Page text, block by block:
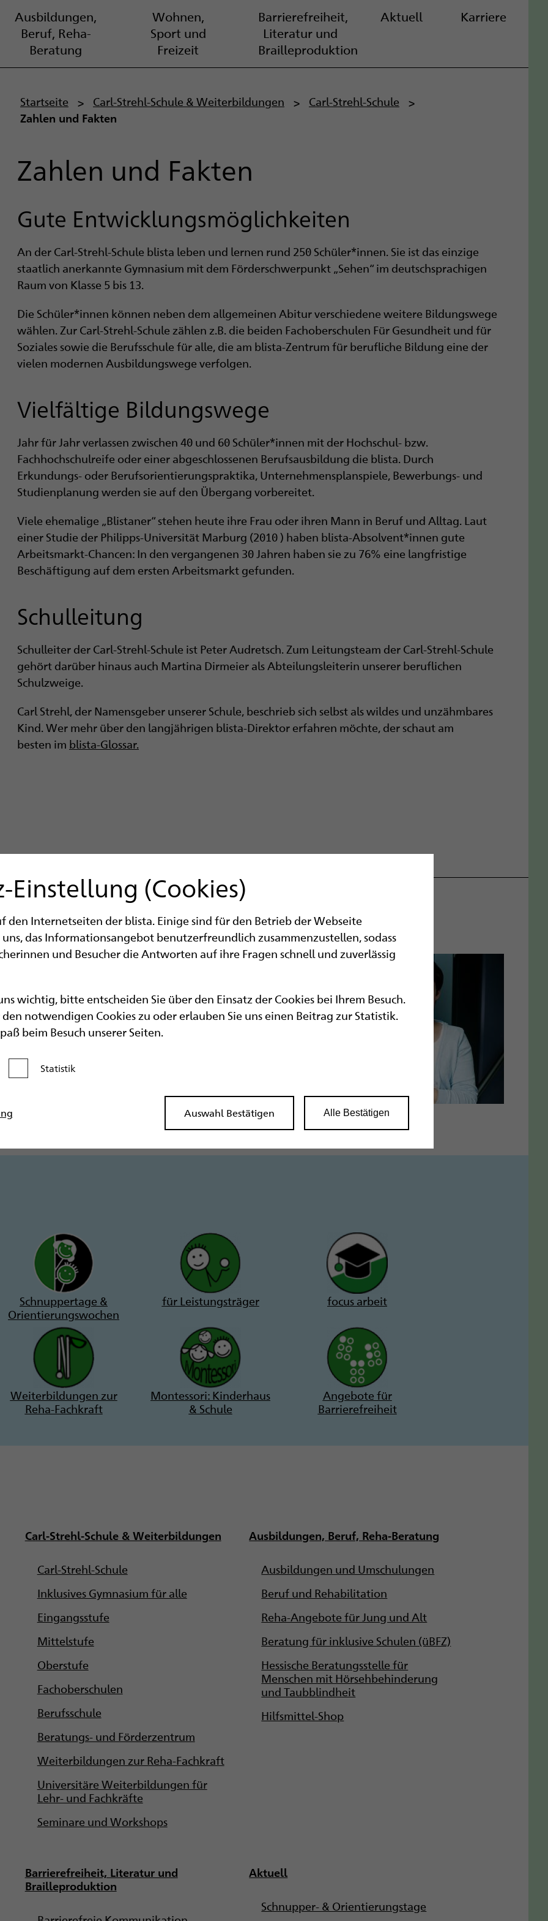
Ausbildungen,
Beruf, Reha-
Beratung
Wohnen,
Sport und
Freizeit
Barrierefreiheit,
Literatur und
Brailleproduktion
Aktuell Karriere
P
f
a
d
n
a
v
i
g
a
t
o
n
Startseite Carl-Strehl-Schule & Weiterbildungen Carl-Strehl-Schule
Zahlen und Fakten
Zahlen und Fakten
Gute Entwicklungsmöglichkeiten
An der Carl-Strehl-Schule blista leben und lernen rund 250 Schüler*innen. Sie ist das einzige
staatlich anerkannte Gymnasium mit dem Förderschwerpunkt „Sehen“ im deutschsprachigen
Raum von Klasse 5 bis 13.
Die Schüler*innen können neben dem allgemeinen Abitur verschiedene weitere Bildungswege
wählen. Zur Carl-Strehl-Schule zählen z.B. die beiden Fachoberschulen Für Gesundheit und für
Soziales sowie die Berufsschule für alle, die am blista-Zentrum für berufliche Bildung eine der
vielen modernen Ausbildungswege verfolgen.
Vielfältige Bildungswege
Jahr für Jahr verlassen zwischen 40 und 60 Schüler*innen mit der Hochschul- bzw.
Fachhochschulreife oder einer abgeschlossenen Berufsausbildung die blista. Durch
Erkundungs- oder Berufsorientierungspraktika, Unternehmensplanspiele, Bewerbungs- und
Studienplanung werden sie auf den Übergang vorbereitet.
Viele ehemalige „Blistaner“ stehen heute ihre Frau oder ihren Mann in Beruf und Alltag. Laut
einer Studie der Philipps-Universität Marburg (2010 ) haben blista-Absolvent*innen gute
Arbeitsmarkt-Chancen: In den vergangenen 30 Jahren haben sie zu 76% eine langfristige
Beschäftigung auf dem ersten Arbeitsmarkt gefunden.
Schulleitung
Schulleiter der Carl-Strehl-Schule ist Peter Audretsch. Zum Leitungsteam der Carl-Strehl-Schule
gehört darüber hinaus auch Martina Dirmeier als Abteilungsleiterin unserer beruflichen
Schulzweige.
Carl Strehl, der Namensgeber unserer Schule, beschrieb sich selbst als wildes und unzähmbares
Kind. Wer mehr über den langjährigen blista-Direktor erfahren möchte, der schaut am
besten im blista-Glossar.
ist Julia Ladislau
Schnuppertage &
Orientierungswochen
für Leistungsträger focus arbeit
Weiterbildungen zur
Reha-Fachkraft
Montessori: Kinderhaus
& Schule
Angebote für
Barrierefreiheit
Carl-Strehl-Schule & Weiterbildungen
Carl-Strehl-Schule
Inklusives Gymnasium für alle
Eingangsstufe
Mittelstufe
Oberstufe
Fachoberschulen
Berufsschule
Beratungs- und Förderzentrum
Weiterbildungen zur Reha-Fachkraft
Universitäre Weiterbildungen für
Lehr- und Fachkräfte
Seminare und Workshops
Ausbildungen, Beruf, Reha-Beratung
Ausbildungen und Umschulungen
Beruf und Rehabilitation
Reha-Angebote für Jung und Alt
Beratung für inklusive Schulen (üBFZ)
Hessische Beratungsstelle für
Menschen mit Hörsehbehinderung
und Taubblindheit
Hilfsmittel-Shop
Barrierefreiheit, Literatur und
Brailleproduktion
Aktuell
Schnupper- & Orientierungstage
Einstellung (Cookies)
den Internetseiten der blista. Einige sind für den Betrieb der Webseite
das Informationsangebot benutzerfreundlich zusammenzustellen, sodass
und Besucher die Antworten auf ihre Fragen schnell und zuverlässig
wichtig, bitte entscheiden Sie über den Einsatz der Cookies bei Ihrem Besuch.
notwendigen Cookies zu oder erlauben Sie uns einen Beitrag zur Statistik.
beim Besuch unserer Seiten.
Statistik
Auswahl Bestätigen Alle Bestätigen